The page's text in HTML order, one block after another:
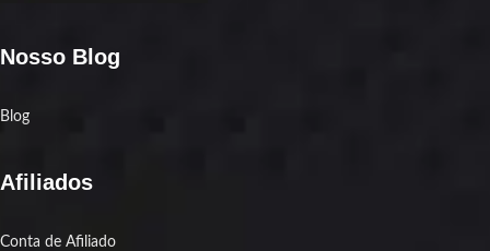
Nosso Blog
Blog
Afiliados
Conta de Afiliado